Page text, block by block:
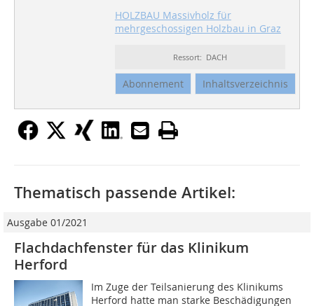
HOLZBAU Massivholz für
mehrgeschossigen Holzbau in Graz
Ressort: DACH
Abonnement Inhaltsverzeichnis
Thematisch passende Artikel:
Ausgabe 01/2021
Flachdachfenster für das Klinikum
Herford
Im Zuge der Teilsanierung des Klinikums
Herford hatte man starke Beschädigungen